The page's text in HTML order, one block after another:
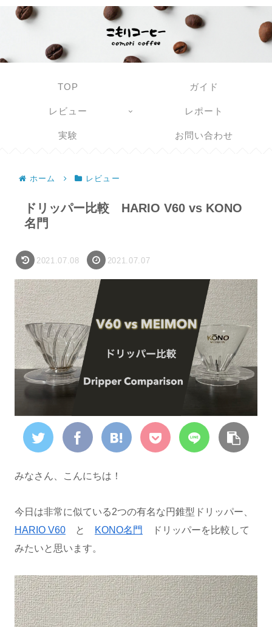
TOP ガイド
レビュー レポート
実験 お問い合わせ
ホーム レビュー
ドリッパー比較 HARIO V60 vs KONO
名門
2021.07.08 2021.07.07
みなさん、こんにちは！
今日は非常に似ている2つの有名な円錐型ドリッパー、
HARIO V60 と KONO名門
ドリッパーを比較して
みたいと思います。